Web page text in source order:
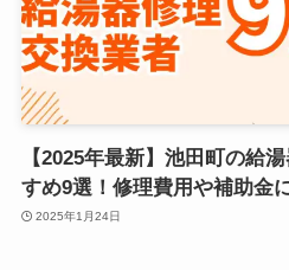
【2025年最新】池田町の給
すめ9選！修理費用や補助金
2025年1月24日